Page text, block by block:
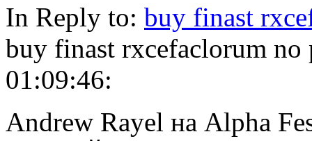
In Reply to: buy finast
buy finast rxcefaclorum
01:09:46:
Andrew Rayel на Alpha